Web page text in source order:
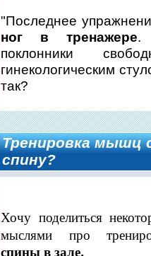
"Последнее
ног в тренажере.
поклонники
гинекологическим
так?
Тренировка мышц
спину?
Хочу поделиться
мыслями про
спины в зале.